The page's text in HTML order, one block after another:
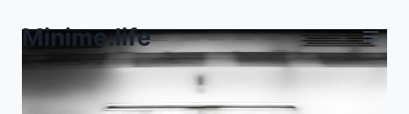
InhaltMinime.life